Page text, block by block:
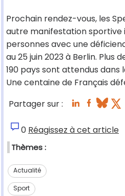
Prochain rendez-vous, les
autre manifestation sportive
personnes avec une
au 25 juin 2023 à Berlin. Plus
190 pays sont attendus
Une centaine de Français
Partager sur :
0 Réagissez à cet article
Thèmes :
Actualité
Sport